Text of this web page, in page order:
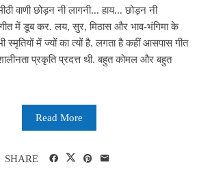
वाणी छोड़न नी लागनी... हाय... छोड़न नी
गीत में डूब कर. लय, सुर, मिठास और भाव-भंगिमा के
स्मृतियों में ज्यों का त्यों है. लगता है कहीं आसपास गीत
प्रकृति प्रदत्त थी. बहुत कोमल और बहुत
Read More
SHARE